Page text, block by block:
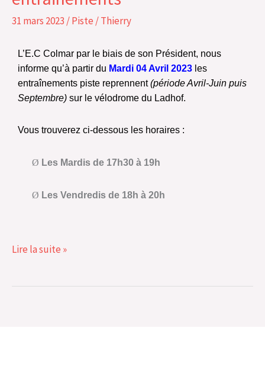
31 mars 2023 /Piste /Thierry
L’E.C Colmar par le biais de son Président, nous
informe qu’à partir du Mardi 04 Avril 2023 les
entraînements piste reprennent(période Avril-Juin puis
Septembre) sur le vélodrome du Ladhof.
Vous trouverez ci-dessous les horaires :
Ø Les Mardis de 17h30 à 19h
Ø Les Vendredis de 18h à 20h
Lire la suite »